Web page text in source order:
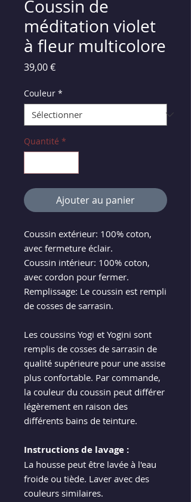
Coussin de
méditation violet
à fleur multicolore
39,00 €Prix
Couleur *
Quantité *
Ajouter au panier
Coussin extérieur: 100% coton,
avec fermeture éclair.
Coussin intérieur: 100% coton,
avec cordon pour fermer.
Remplissage: Le coussin est rempli
de cosses de sarrasin.
Les coussins Yogi et Yogini sont
remplis de cosses de sarrasin de
qualité supérieure pour une assise
plus confortable. Par commande,
la couleur du coussin peut différer
légèrement en raison des
différents bains de teinture.
Instructions de lavage :
La housse peut être lavée à l'eau
froide ou tiède. Laver avec des
couleurs similaires.